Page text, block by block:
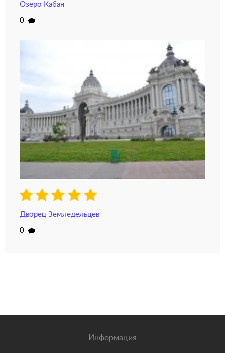
Озеро Кабан
0
Дворец Земледельцев
0
Информация